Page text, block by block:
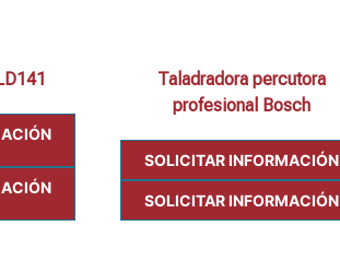
Taladradora percutora
profesional Bosch
SOLICITAR INFORMACIÓN
SOLICITAR INFORMACIÓN